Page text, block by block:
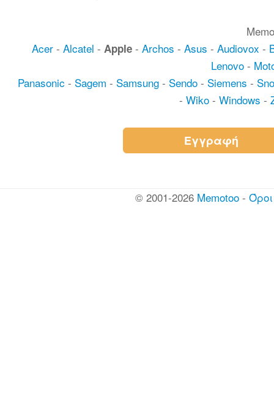
Acer - Alcatel - Apple - Archos - Asus - Audiovox -
Lenovo -
Panasonic - Sagem - Samsung - Sendo - Siemens -
-Wiko -Windows -
Εγγραφή
© 2001-2026 Memotoo -